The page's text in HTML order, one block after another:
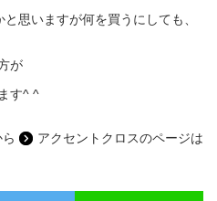
思いますが何を買うにしても、
が
す^ ^
アクセントクロスのページは